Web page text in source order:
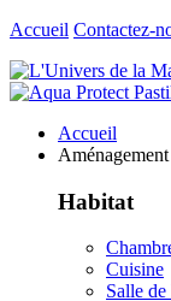
Accueil Contactez-
Accueil
Habitat
Cuisine
Salle